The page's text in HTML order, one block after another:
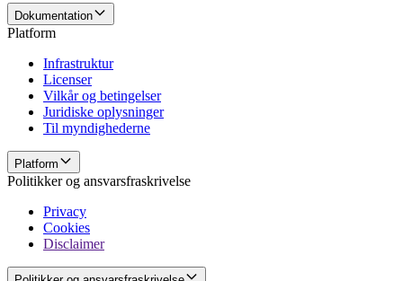
Dokumentation
Platform
Infrastruktur
Licenser
Vilkår og betingelser
Juridiske oplysninger
Til myndighederne
Platform
Politikker og ansvarsfraskrivelse
Privacy
Cookies
Disclaimer